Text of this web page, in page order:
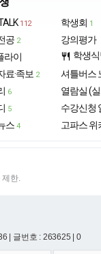
112
공 2
라이
료·족보 2
6
5
스 4
학생회 1
강의평가
restaurant 학생
셔틀버스
열람실 (
수강신청
고파스 위
제한.
| 글번호 : 263625 | 0